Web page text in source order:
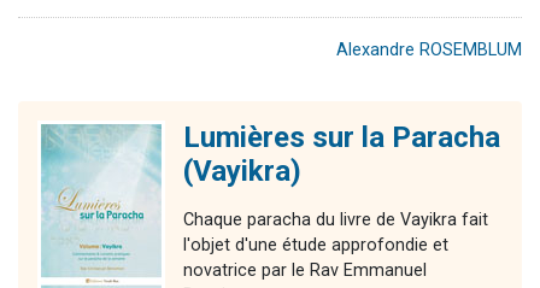
Alexandre ROSEMBLUM
Lumières sur la Paracha
(Vayikra)
Chaque paracha du livre de Vayikra fait
l'objet d'une étude approfondie et
novatrice par le Rav Emmanuel